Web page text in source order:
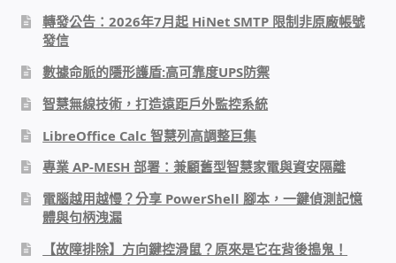
監控健檢‧舊換新專案
監視器異地備份備援
電話總機 對講機
迅時數位網路電話總機
轉發公告：2026年7月起 HiNet SMTP 限制非原廠帳號
發信
數據命脈的隱形護盾:高可靠度UPS防禦
智慧無線技術，打造遠距戶外監控系統
LibreOffice Calc 智慧列高調整巨集
專業 AP-MESH 部署：兼顧舊型智慧家電與資安隔離
電腦越用越慢？分享 PowerShell 腳本，一鍵偵測記憶
體與句柄洩漏
【故障排除】方向鍵控滑鼠？原來是它在背後搗鬼！